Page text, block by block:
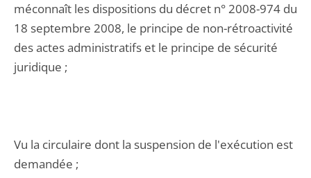
méconnaît les dispositions du décret n° 2008-974 du
18 septembre 2008, le principe de non-rétroactivité
des actes administratifs et le principe de sécurité
juridique ;
Vu la circulaire dont la suspension de l'exécution est
demandée ;